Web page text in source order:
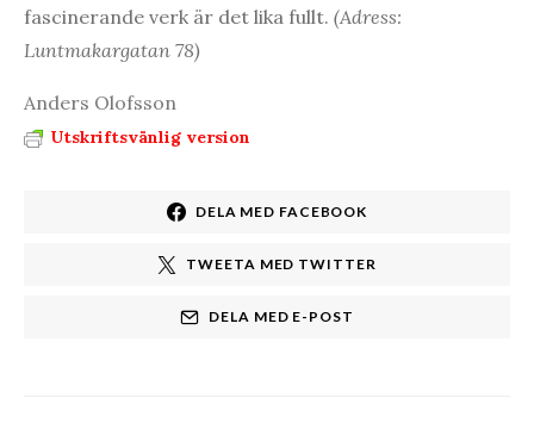
fascinerande verk är det lika fullt. (Adress:
Luntmakargatan 78)
Anders Olofsson
Utskriftsvänlig version
DELA MED FACEBOOK
TWEETA MED TWITTER
DELA MED E-POST